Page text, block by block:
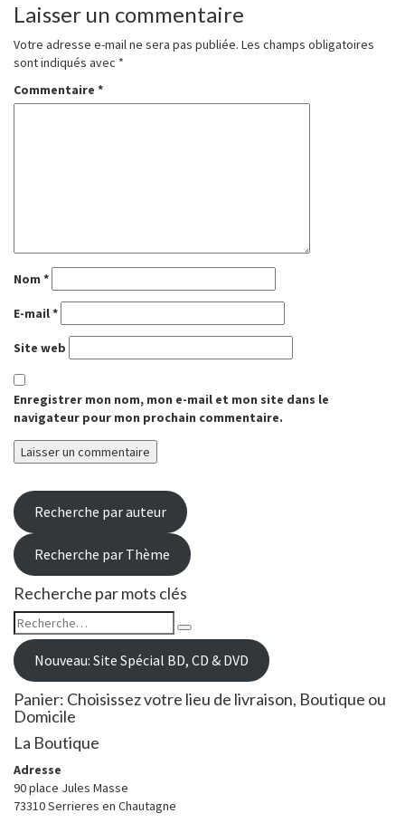
Laisser un commentaire
Votre adresse e-mail ne sera pas publiée. Les champs obligatoires
sont indiqués avec *
Commentaire *
Nom *
E-mail*
Site web
Enregistrer mon nom, mon e-mail et mon site dans le
navigateur pour mon prochain commentaire.
Recherche par auteur
Recherche par Thème
Recherche par mots clés
Rechercher :
Recherche
Nouveau: Site Spécial BD, CD & DVD
Panier: Choisissez votre lieu de livraison, Boutique ou
Domicile
La Boutique
Adresse
90 place Jules Masse
73310 Serrieres en Chautagne